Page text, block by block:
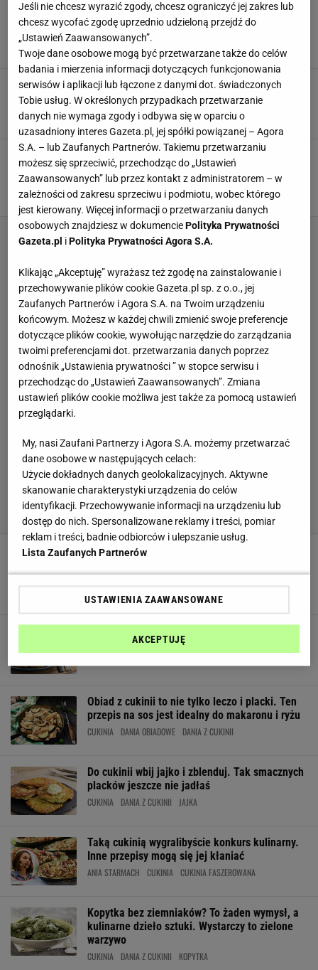
Najlepsze, co możesz zrobić z cukinii. Przepisy
na placki i leczo wylądują na dnie szuflady
BIGOS CUKINIA DANIA Z CUKINII
Uduś z czosnkiem i pietruszką. To najlepszy
sos do makaronu i kopytek
CUKINIA DANIA Z CUKINII MAKARON
Zamiast faszerować, pokrój i zapiecz z
dodatkami. Cukinia w tej wersji jest
najpyszniejsza
CUKINIA DANIA Z CUKINII GOTOWANIE
Plastry cukinii posyp serem i usmaż. Kilka
minut i masz pyszny obiad
CUKINIA DANIA Z CUKINII NEWS
to to danie z cukinii pokochają wszyscy
Obiad z cukinii to nie tylko leczo i placki. Ten
przepis na sos jest idealny do makaronu i ryżu
CUKINIA DANIA OBIADOWE DANIA Z CUKINII
Do cukinii wbij jajko i zblenduj. Tak smacznych
placków jeszcze nie jadłaś
CUKINIA DANIA Z CUKINII JAJKA
Taką cukinią wygralibyście konkurs kulinarny.
Inne przepisy mogą się jej kłaniać
ANIA STARMACH CUKINIA CUKINIA FASZEROWANA
Kopytka bez ziemniaków? To żaden wymysł, a
kulinarne dzieło sztuki. Wystarczy to zielone
warzywo
CUKINIA DANIA Z CUKINII KOPYTKA
Jeśli nie chcesz wyrazić zgody, chcesz ograniczyć jej zakres lub
chcesz wycofać zgodę uprzednio udzieloną przejdź do
„Ustawień Zaawansowanych”.
Twoje dane osobowe mogą być przetwarzane także do celów
badania i mierzenia informacji dotyczących funkcjonowania
serwisów i aplikacji lub łączone z danymi dot. świadczonych
Tobie usług. W określonych przypadkach przetwarzanie
danych nie wymaga zgody i odbywa się w oparciu o
uzasadniony interes Gazeta.pl, jej spółki powiązanej – Agora
S.A. – lub Zaufanych Partnerów. Takiemu przetwarzaniu
możesz się sprzeciwić, przechodząc do „Ustawień
Zaawansowanych” lub przez kontakt z administratorem – w
zależności od zakresu sprzeciwu i podmiotu, wobec którego
jest kierowany. Więcej informacji o przetwarzaniu danych
osobowych znajdziesz w dokumenciePolityka Prywatności
Gazeta.pl iPolityka Prywatności Agora S.A.
Klikając „Akceptuję” wyrażasz też zgodę na zainstalowanie i
przechowywanie plików cookie Gazeta.pl sp. z o.o., jej
Zaufanych Partnerów i Agora S.A. na Twoim urządzeniu
końcowym. Możesz w każdej chwili zmienić swoje preferencje
dotyczące plików cookie, wywołując narzędzie do zarządzania
twoimi preferencjami dot. przetwarzania danych poprzez
odnośnik „Ustawienia prywatności ” w stopce serwisu i
przechodząc do „Ustawień Zaawansowanych”. Zmiana
ustawień plików cookie możliwa jest także za pomocą ustawień
przeglądarki.
My, nasi Zaufani Partnerzy i Agora S.A. możemy przetwarzać
dane osobowe w następujących celach:
Użycie dokładnych danych geolokalizacyjnych. Aktywne
skanowanie charakterystyki urządzenia do celów
identyfikacji. Przechowywanie informacji na urządzeniu lub
dostęp do nich. Spersonalizowane reklamy i treści, pomiar
reklam i treści, badnie odbiorców i ulepszanie usług.
Lista Zaufanych Partnerów
USTAWIENIA ZAAWANSOWANE
AKCEPTUJĘ